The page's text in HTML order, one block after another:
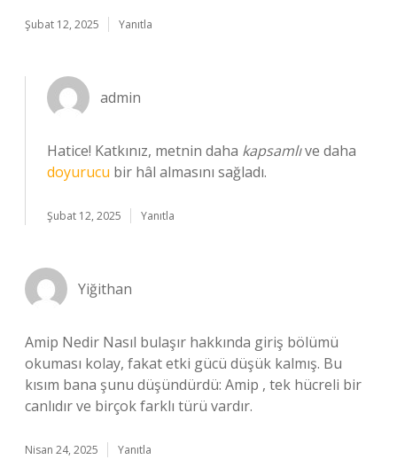
Şubat 12, 2025 Yanıtla
admin
Hatice! Katkınız, metnin daha kapsamlıve daha
doyurucu bir hâl almasını sağladı.
Şubat 12, 2025 Yanıtla
Yiğithan
Amip Nedir Nasıl bulaşır hakkında giriş bölümü
okuması kolay, fakat etki gücü düşük kalmış. Bu
kısım bana şunu düşündürdü: Amip , tek hücreli bir
canlıdır ve birçok farklı türü vardır.
Nisan 24, 2025 Yanıtla